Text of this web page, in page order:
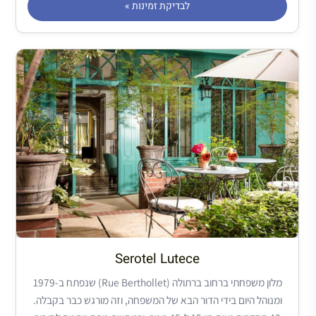
לבדיקת זמינות »
Serotel Lutece
מלון משפחתי ברחוב ברתולה (Rue Berthollet) שנפתח ב-1979
ומנוהל היום בידי הדור הבא של המשפחה, וזה מורגש כבר בקבלה.